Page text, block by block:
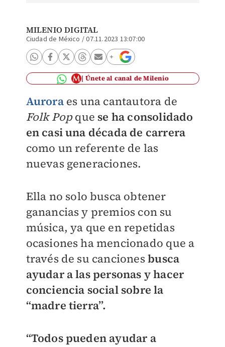
MILENIO DIGITAL
Ciudad de México /07.11.2023 13:07:00
Únete al canal de Milenio
Auroraes una cantautora de
Folk Popque se ha consolidado
en casi una década de carrera
como un referente de las
nuevas generaciones.
Ella no solo busca obtener
ganancias y premios con su
música, ya que en repetidas
ocasiones ha mencionado que a
través de su cancionesbusca
ayudar a las personas y hacer
conciencia social sobre la
“madre tierra”.
“Todos pueden ayudar a